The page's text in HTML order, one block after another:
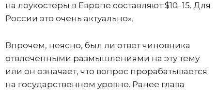
на лоукостеры в Европе составляют $10–15. Для
России это очень актуально».
Впрочем, неясно, был ли ответ чиновника
отвлеченными размышлениями на эту тему
или он означает, что вопрос прорабатывается
на государственном уровне. Ранее глава